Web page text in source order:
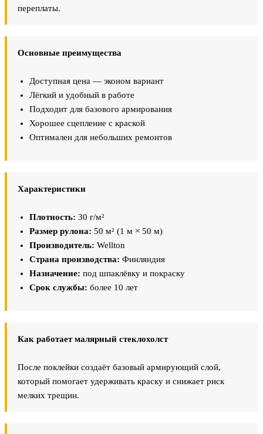
переплаты.
Основные преимущества
Доступная цена — эконом вариант
Лёгкий и удобный в работе
Подходит для базового армирования
Хорошее сцепление с краской
Оптимален для небольших ремонтов
Характеристики
Плотность: 30 г/м²
Размер рулона: 50 м² (1 м × 50 м)
Производитель: Wellton
Страна производства: Финляндия
Назначение: под шпаклёвку и покраску
Срок службы: более 10 лет
Как работает малярный стеклохолст
После поклейки создаёт базовый армирующий слой,
который помогает удерживать краску и снижает риск
мелких трещин.